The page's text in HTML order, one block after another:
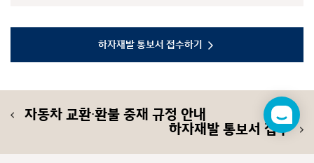
하자재발 통보서 접수하기
자동차 교환∙환불 중재 규정 안내
하자재발 통보서 접수
챗
봇